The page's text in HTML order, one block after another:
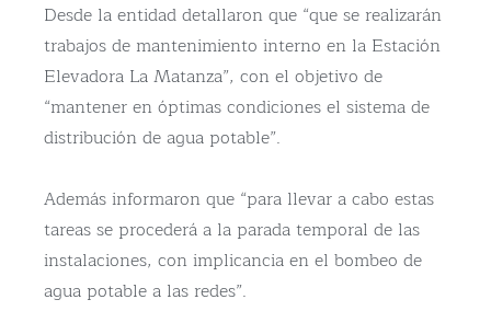
Desde la entidad detallaron que “que se realizarán
trabajos de mantenimiento interno en la Estación
Elevadora La Matanza”, con el objetivo de
“mantener en óptimas condiciones el sistema de
distribución de agua potable”.
Además informaron que “para llevar a cabo estas
tareas se procederá a la parada temporal de las
instalaciones, con implicancia en el bombeo de
agua potable a las redes”.